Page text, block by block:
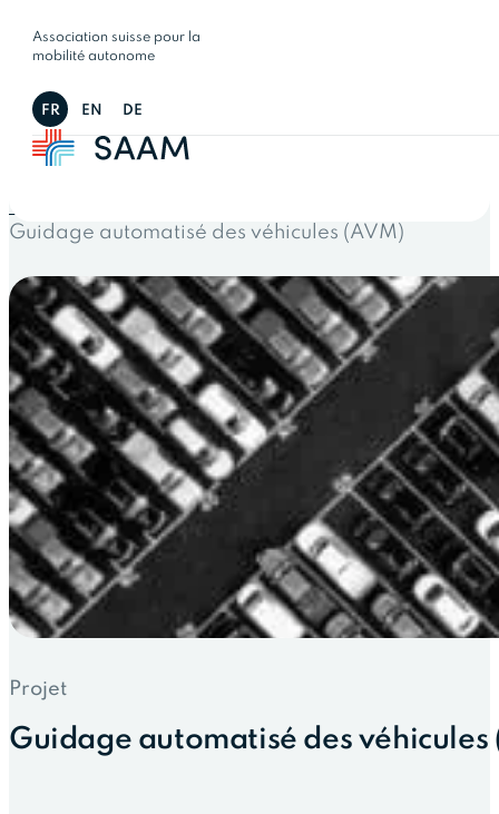
Association suisse pour la
mobilité autonome
FR EN DE
Guidage automatisé des véhicules (AVM)
Projet
Guidage automatisé des véhicules